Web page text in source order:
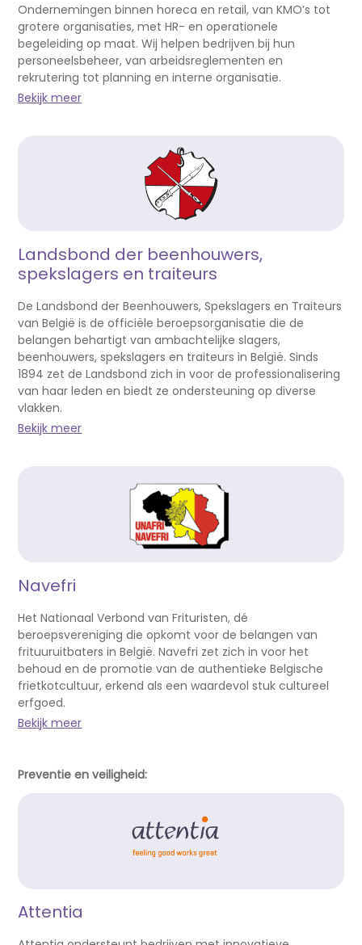
Ondernemingen binnen horeca en retail, van KMO’s tot
grotere organisaties, met HR- en operationele
begeleiding op maat. Wij helpen bedrijven bij hun
personeelsbeheer, van arbeidsreglementen en
rekrutering tot planning en interne organisatie.
Bekijk meer
Landsbond der beenhouwers,
spekslagers en traiteurs
De Landsbond der Beenhouwers, Spekslagers en Traiteurs
van België is de officiële beroepsorganisatie die de
belangen behartigt van ambachtelijke slagers,
beenhouwers, spekslagers en traiteurs in België. Sinds
1894 zet de Landsbond zich in voor de professionalisering
van haar leden en biedt ze ondersteuning op diverse
vlakken.
Bekijk meer
Navefri
Het Nationaal Verbond van Frituristen, dé
beroepsvereniging die opkomt voor de belangen van
frituuruitbaters in België. Navefri zet zich in voor het
behoud en de promotie van de authentieke Belgische
frietkotcultuur, erkend als een waardevol stuk cultureel
erfgoed.
Bekijk meer
Preventie en veiligheid:
Attentia